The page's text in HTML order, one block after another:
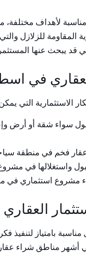
لأهداف مختلفة،
المقاومة للزلازل
قد يبحث عنها
في
الاستثمارية
سواء شقة أو أرض
فخم في منطقة
واستغلالها في
مشروع استثماري في
بامتياز لتنفيذ
يلي أشهر مناطق شراء